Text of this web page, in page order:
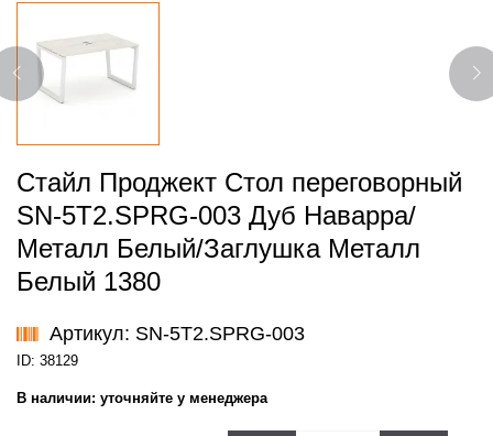
Стайл Проджект Стол переговорный
SN-5T2.SPRG-003 Дуб Наварра/
Металл Белый/Заглушка Металл
Белый 1380
Артикул: SN-5T2.SPRG-003
ID: 38129
В наличии: уточняйте у менеджера